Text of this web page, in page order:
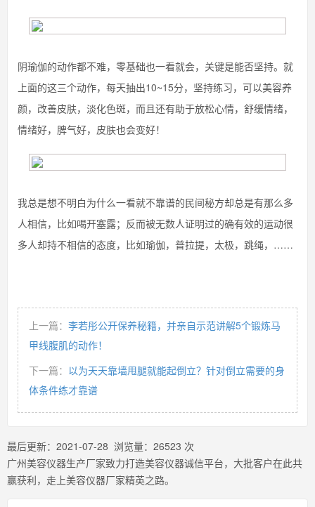
阴瑜伽的动作都不难，零基础也一看就会，关键是能否坚持。就
上面的这三个动作，每天抽出10~15分，坚持练习，可以美容养
颜，改善皮肤，淡化色斑，而且还有助于放松心情，舒缓情绪，
情绪好，脾气好，皮肤也会变好！
我总是想不明白为什么一看就不靠谱的民间秘方却总是有那么多
人相信，比如喝开塞露；反而被无数人证明过的确有效的运动很
多人却持不相信的态度，比如瑜伽，普拉提，太极，跳绳，……
上一篇： 李若彤公开保养秘籍，并亲自示范讲解5个锻炼马
甲线腹肌的动作！
下一篇： 以为天天靠墙甩腿就能起倒立？针对倒立需要的身
体条件练才靠谱
最后更新： 2021-07-28 浏览量： 26523 次
广州美容仪器生产厂家致力打造美容仪器诚信平台，大批客户在此共
赢获利，走上美容仪器厂家精英之路。